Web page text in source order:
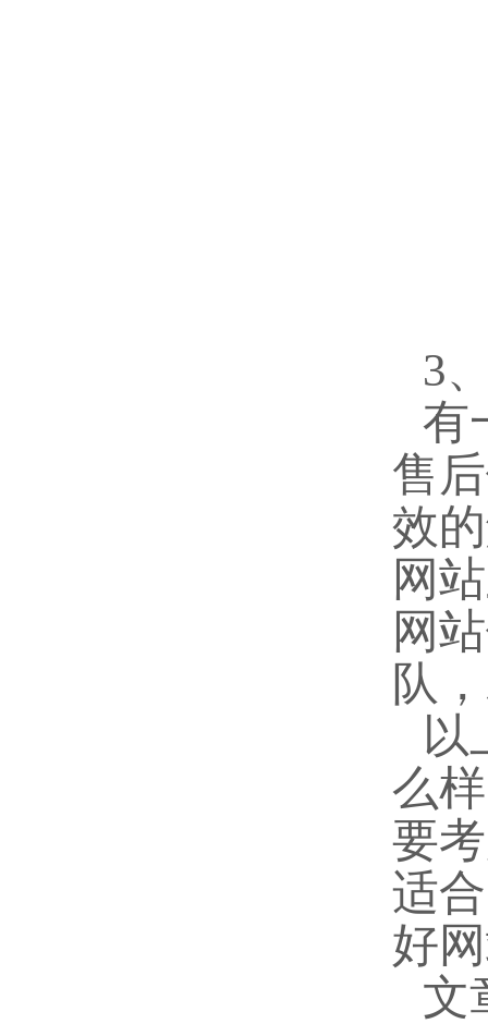
3
有
售
效
网
网
队
以
么
要
适
好
文